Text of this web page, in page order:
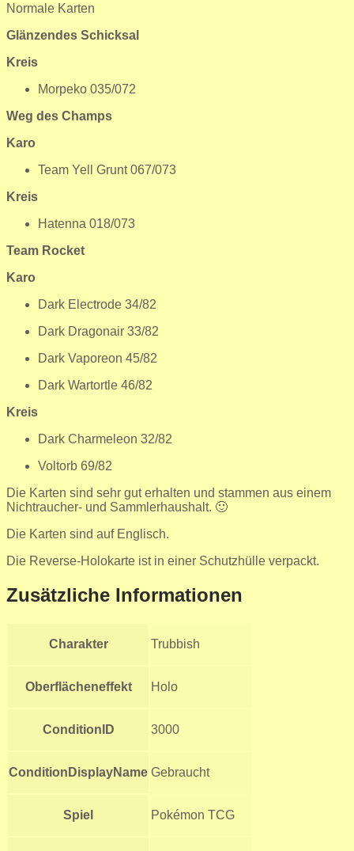
Normale Karten
Glänzendes Schicksal
Kreis
Morpeko 035/072
Weg des Champs
Karo
Team Yell Grunt 067/073
Kreis
Hatenna 018/073
Team Rocket
Karo
Dark Electrode 34/82
Dark Dragonair 33/82
Dark Vaporeon 45/82
Dark Wartortle 46/82
Kreis
Dark Charmeleon 32/82
Voltorb 69/82
Die Karten sind sehr gut erhalten und stammen aus einem
Nichtraucher- und Sammlerhaushalt. 🙂
Die Karten sind auf Englisch.
Die Reverse-Holokarte ist in einer Schutzhülle verpackt.
Zusätzliche Informationen
Charakter Trubbish
Oberflächeneffekt Holo
ConditionID 3000
ConditionDisplayName Gebraucht
Spiel Pokémon TCG